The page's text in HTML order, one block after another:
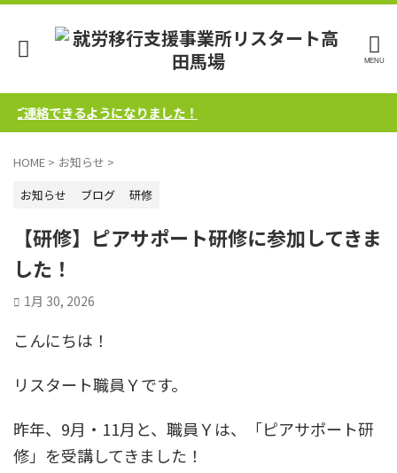
絡できるようになりました！
HOME > お知らせ >
お知らせ
ブログ 研修
【研修】ピアサポート研修に参加してきま
した！
1月 30, 2026
こんにちは！
リスタート職員Ｙです。
昨年、9月・11月と、職員Ｙは、「ピアサポート研
修」を受講してきました！